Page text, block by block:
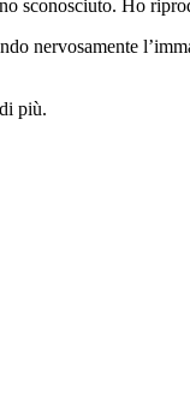
sconosciuto. Ho
nervosamente
più.